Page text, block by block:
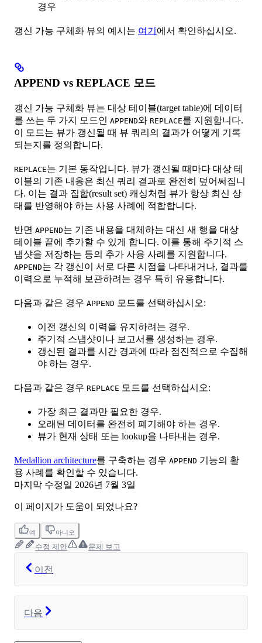
경우
갱신 가능 구체화 뷰의 예시는 여기 에서 확인하십시오.
APPEND vs REPLACE 모드
갱신 가능 구체화 뷰는 대상 테이블(target table)에 데이터
를 쓰는 두 가지 모드인 APPEND와 REPLACE를 지원합니다.
이 모드는 뷰가 갱신될 때 뷰 쿼리의 결과가 어떻게 기록
되는지를 정의합니다.
REPLACE는 기본 동작입니다. 뷰가 갱신될 때마다 대상 테
이블의 기존 내용은 최신 쿼리 결과로 완전히 덮어써집니
다. 이는 결과 집합(result set) 캐싱처럼 뷰가 항상 최신 상
태를 반영해야 하는 사용 사례에 적합합니다.
반면 APPEND는 기존 내용을 대체하는 대신 새 행을 대상
테이블 끝에 추가할 수 있게 합니다. 이를 통해 주기적 스
냅샷을 저장하는 등의 추가 사용 사례를 지원합니다.
APPEND는 각 갱신이 서로 다른 시점을 나타내거나, 결과를
이력으로 누적해 보관하려는 경우 특히 유용합니다.
다음과 같은 경우 APPEND 모드를 선택하십시오:
이전 갱신의 이력을 유지하려는 경우.
주기적 스냅샷이나 보고서를 생성하는 경우.
갱신된 결과를 시간 경과에 따라 점진적으로 수집해
야 하는 경우.
다음과 같은 경우 REPLACE 모드를 선택하십시오:
가장 최근 결과만 필요한 경우.
오래된 데이터를 완전히 폐기해야 하는 경우.
뷰가 현재 상태 또는 lookup을 나타내는 경우.
Medallion architecture를 구축하는 경우 APPEND 기능의 활
용 사례를 확인할 수 있습니다.
마지막 수정일 2026년 7월 3일
이 페이지가 도움이 되었나요?
예 아니오
수정 제안 문제 보고
이전
다음